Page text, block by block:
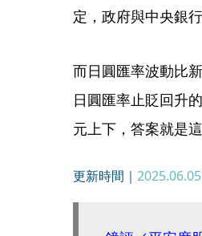
定，政府與中央銀
而日圓匯率波動比
日圓匯率止貶回升
元上下，答案就是這
更新時間｜